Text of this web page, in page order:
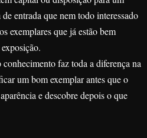
entrada que nem todo interessado
exemplares que já estão bem
faz toda a diferença na
um bom exemplar antes que o
e descobre depois o que